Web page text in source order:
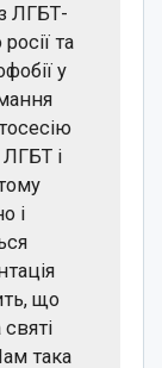
ЛГБТ-
та
у
ЛГБТ і
і
що
така